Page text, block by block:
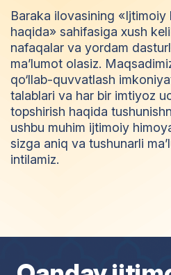
Baraka ilovasining
haqida» sahifasiga xush
nafaqalar va yordam
ma’lumot olasiz.
qo‘llab-quvvatlash
talablari va har bir imtiyoz
topshirish haqida
ushbu muhim ijtimoiy
sizga aniq va tushunarli
intilamiz.
mtiy oz